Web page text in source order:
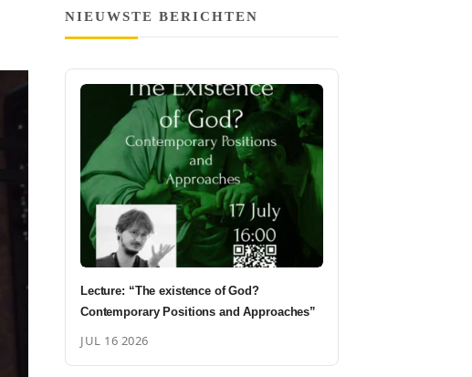
NIEUWSTE BERICHTEN
Lecture: “The existence of God?
Contemporary Positions and Approaches”
JUL 16 2026